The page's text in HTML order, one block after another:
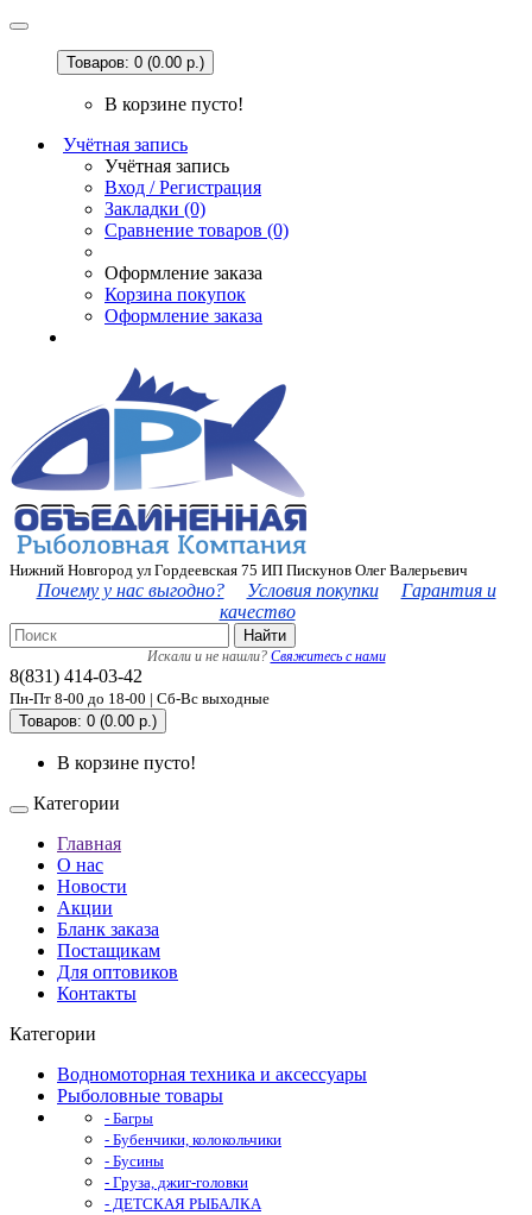
Товаров: 0 (0.00 р.)
В корзине пусто!
Учётная запись
Учётная запись
Вход / Регистрация
Закладки (0)
Сравнение товаров (0)
Оформление заказа
Корзина покупок
Оформление заказа
Нижний Новгород ул Гордеевская 75 ИП Пискунов Олег Валерьевич
Почему у нас выгодно? Условия покупки
Гарантия и
качество
Найти
Искали и не нашли? Свяжитесь с нами
8(831) 414-03-42
Пн-Пт 8-00 до 18-00 | Сб-Вс выходные
Товаров: 0 (0.00 р.)
В корзине пусто!
Категории
Главная
О нас
Новости
Акции
Бланк заказа
Постащикам
Для оптовиков
Контакты
Категории
Водномоторная техника и аксессуары
Рыболовные товары
- Багры
- Бубенчики, колокольчики
- Бусины
- Груза, джиг-головки
- ДЕТСКАЯ РЫБАЛКА